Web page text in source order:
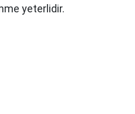
yeterlidir.